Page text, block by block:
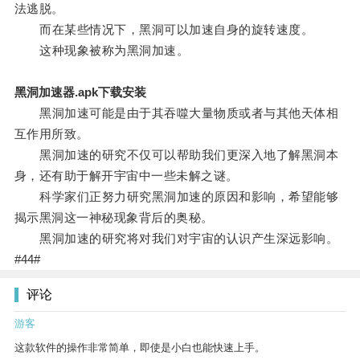
法逃脱。
而在某些情况下，黑洞可以加速自身的旋转速度。
这种现象被称为黑洞加速。
黑洞加速器.apk下载安装
黑洞加速可能是由于其吞噬大量物质或者与其他天体相
互作用所致。
黑洞加速的研究不仅可以帮助我们更深入地了解黑洞本
身，还有助于解开宇宙中一些未解之谜。
科学家们正努力研究黑洞加速的原因和影响，希望能够
揭示黑洞这一神秘现象背后的奥秘。
黑洞加速的研究将对我们对宇宙的认识产生深远影响。
#44#
评论
游客
这款软件的操作非常简单，即使是小白也能快速上手。